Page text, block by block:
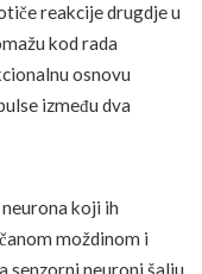
reakcije drugdje u
kod rada
osnovu
između dva
koji ih
moždinom i
senzorni neuroni šalju